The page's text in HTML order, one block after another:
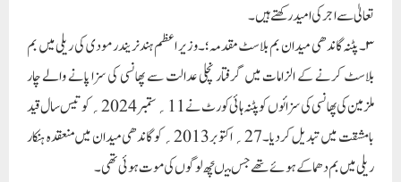
تعالیٰ سے اجر کی امید رکھتے ہیں۔
۳۔ پٹنہ گاندھی میدان بم بلاسٹ مقدمہ؛۔وزیر اعظم ہند نریندر مودی کی ریلی میں بم
بلاسٹ کرنے کے الزامات میں گرفتار نچلی عدالت سے پھانسی کی سزا پانے والے چار
ملزمین کی پھانسی کی سزائوں کو پٹنہ ہائی کورٹ نے 11؍ ستمبر 2024؍ کو تیس سال قید
بامشقت میں تبدیل کردیا ۔27؍ اکتوبر 2013؍ کو گاندھی میدان میں منعقدہ ہنکار
ریلی میں بم دھماکے ہوئے تھے جس میںچھ لوگوں کی موت ہوئی تھی۔